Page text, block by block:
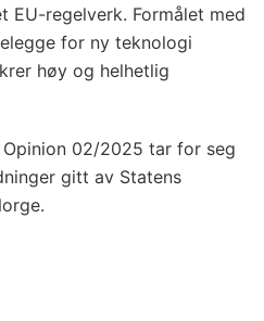
EU-regelverk. Formålet med
for ny teknologi
høy og helhetlig
02/2025 tar for seg
gitt av Statens